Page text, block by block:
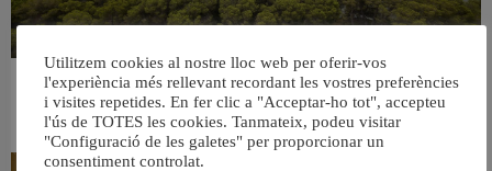
València retira prop de 15.000 litres de residus de la Devesa durant el mes de
juliol
6 agost, 2026
Utilitzem cookies al nostre lloc web per oferir-vos
l'experiència més rellevant recordant les vostres preferències
i visites repetides. En fer clic a "Acceptar-ho tot", accepteu
l'ús de TOTES les cookies. Tanmateix, podeu visitar
"Configuració de les galetes" per proporcionar un
consentiment controlat.